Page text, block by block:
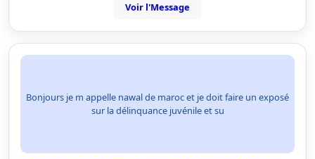
Voir l'Message
Bonjours je m appelle nawal de maroc et je doit faire un exposé
sur la délinquance juvénile et su